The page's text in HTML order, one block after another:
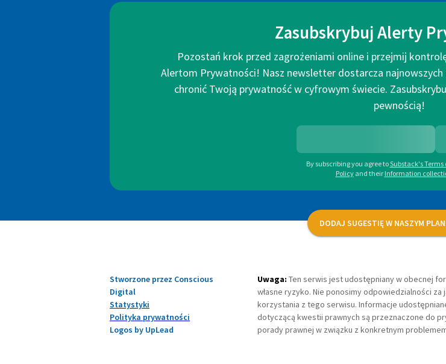
Zasubskrybuj Alerty
Pozostań krok przed zagrożeniami online i przejmij
Alertom Prywatności! Nasz newsletter dostarcza
chronić Twoją prywatność w cyfrowym świecie.
pewnością!
By subscribing you agree toSubstack's Terms
Policy and their Information
DODAJ SUGESTIĘ W NASZYM
Stworzone przez Conscious
Digital
Statystyki
Polityka prywatności
Logos by UpLead
Uwaga: Ten serwis jest udostępniany w obecnej
własne ryzyko. Nie ponosimy odpowiedzialności
korzystania z tego serwisu. Informacje
dotyczącą kwestii prawnych są przeznaczone do
porady prawnej w związku z konkretnym